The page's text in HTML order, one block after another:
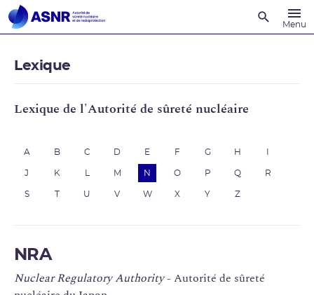
Menu
Lexique
Lexique de l'Autorité de sûreté nucléaire
A B C D E F G H
J K M N O P Q R
S U V W X Y Z
NRA
Nuclear Regulatory Authority- Autorité de sûreté